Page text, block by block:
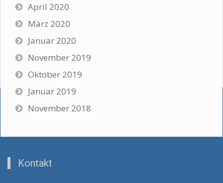
April 2020
März 2020
Januar 2020
November 2019
Oktober 2019
Januar 2019
November 2018
Kontakt